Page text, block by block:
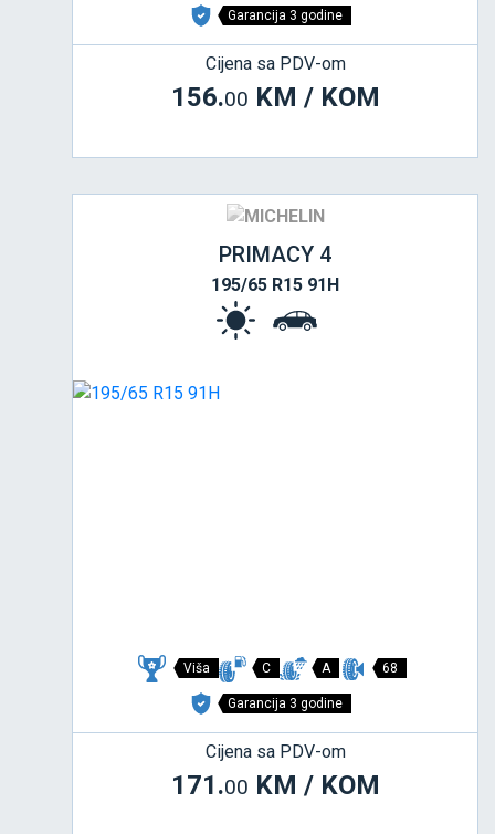
Garancija 3 godine
Cijena sa PDV-om
156.00 KM / KOM
PRIMACY 4
195/65 R15 91H
Viša C A 68
Garancija 3 godine
Cijena sa PDV-om
171.00 KM / KOM